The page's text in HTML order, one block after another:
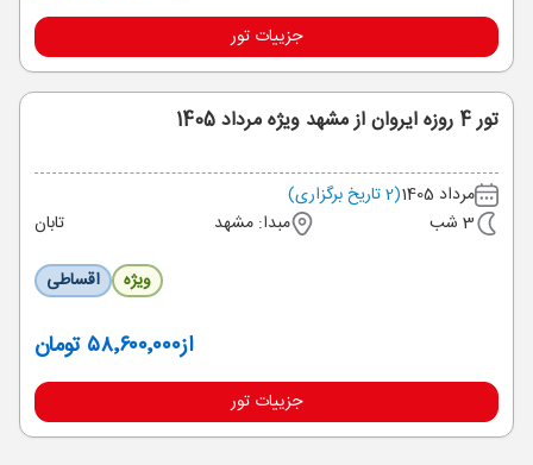
جزییات تور
تور 4 روزه ایروان از مشهد ویژه مرداد 1405
مرداد 1405
(2 تاریخ برگزاری)
3 شب
مبدا: مشهد
تابان
ویژه
اقساطی
از۵۸٬۶۰۰٬۰۰۰ تومان
جزییات تور